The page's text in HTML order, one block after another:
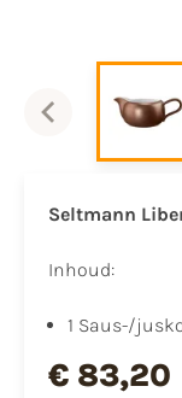
Seltmann
Inhoud:
1 Saus-/
€ 83,20